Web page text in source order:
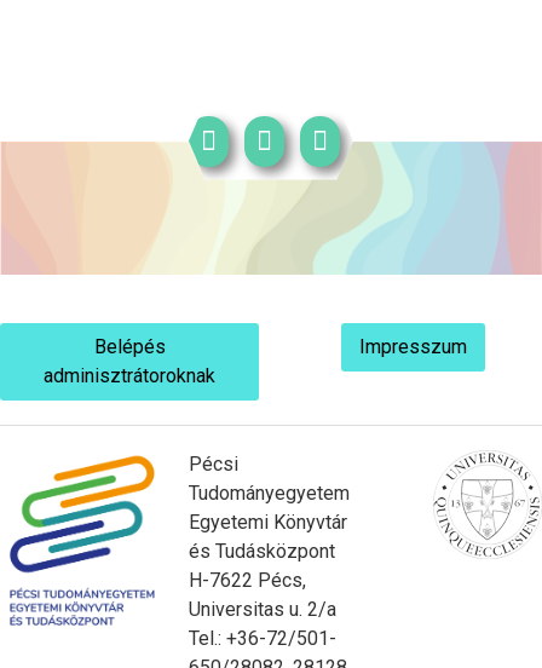
Belépés
adminisztrátoroknak
Impresszum
Pécsi
Tudományegyetem
Egyetemi Könyvtár
és Tudásközpont
H-7622 Pécs,
Universitas u. 2/a
Tel.: +36-72/501-